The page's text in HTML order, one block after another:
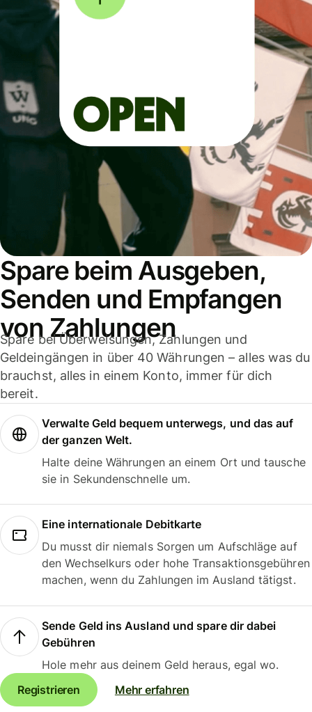
Spare beim Ausgeben,
Senden und Empfangen
von Zahlungen
Spare bei Überweisungen, Zahlungen und
Geldeingängen in über 40 Währungen – alles was du
brauchst, alles in einem Konto, immer für dich
bereit.
Verwalte Geld bequem unterwegs, und das auf
der ganzen Welt.
Halte deine Währungen an einem Ort und tausche
sie in Sekundenschnelle um.
Eine internationale Debitkarte
Du musst dir niemals Sorgen um Aufschläge auf
den Wechselkurs oder hohe Transaktionsgebühren
machen, wenn du Zahlungen im Ausland tätigst.
Sende Geld ins Ausland und spare dir dabei
Gebühren
Hole mehr aus deinem Geld heraus, egal wo.
Registrieren
Mehr erfahren